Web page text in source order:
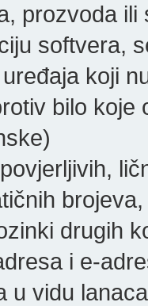
prozvoda
softvera,
koji
bilo
drugih
i e-
u vidu